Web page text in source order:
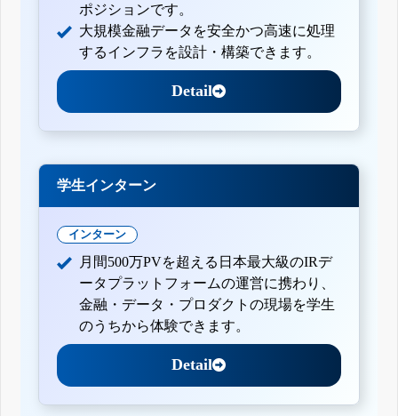
ポジションです。
大規模金融データを安全かつ高速に処理
するインフラを設計・構築できます。
Detail
学生インターン
インターン
月間500万PVを超える日本最大級のIRデ
ータプラットフォームの運営に携わり、
金融・データ・プロダクトの現場を学生
のうちから体験できます。
Detail